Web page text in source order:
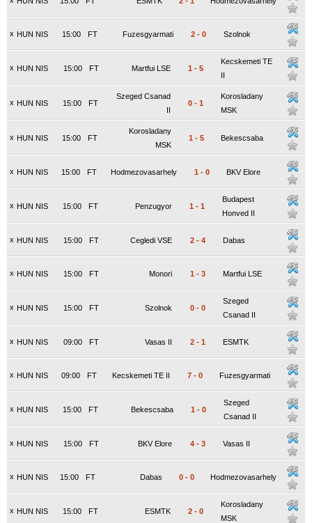
x HUN NIS FT
15:00 Fuzesgyarmati 2 - 0 Szolnok
x HUN NIS FT
15:00 Martfui LSE 1 - 5
Kecskemeti TE
II
x HUN NIS FT
15:00
Szeged Csanad
II
0 - 1
Korosladany
MSK
x HUN NIS FT
15:00
Korosladany
MSK
1 - 5 Bekescsaba
x HUN NIS FT
15:00 Hodmezovasarhely 1 - 0 BKV Elore
x HUN NIS FT
15:00 Penzugyor 1 - 1
Budapest
Honved II
x HUN NIS FT
15:00 Cegledi VSE 2 - 4 Dabas
x HUN NIS FT
15:00 Monori 1 - 3 Martfui LSE
x HUN NIS FT
15:00 Szolnok 0 - 0
Szeged
Csanad II
x HUN NIS FT
09:00 Vasas II 2 - 1 ESMTK
x HUN NIS FT
09:00 Kecskemeti TE II 7 - 0 Fuzesgyarmati
x HUN NIS FT
15:00 Bekescsaba 1 - 0
Szeged
Csanad II
x HUN NIS FT
15:00 BKV Elore 4 - 3 Vasas II
x HUN NIS FT
15:00 Dabas 0 - 0 Hodmezovasarhely
x HUN NIS FT
15:00 ESMTK 2 - 0
Korosladany
MSK